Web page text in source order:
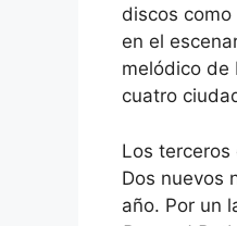
discos como
en el
melódico de
cuatro
Los
Dos nuevos
año. Por un